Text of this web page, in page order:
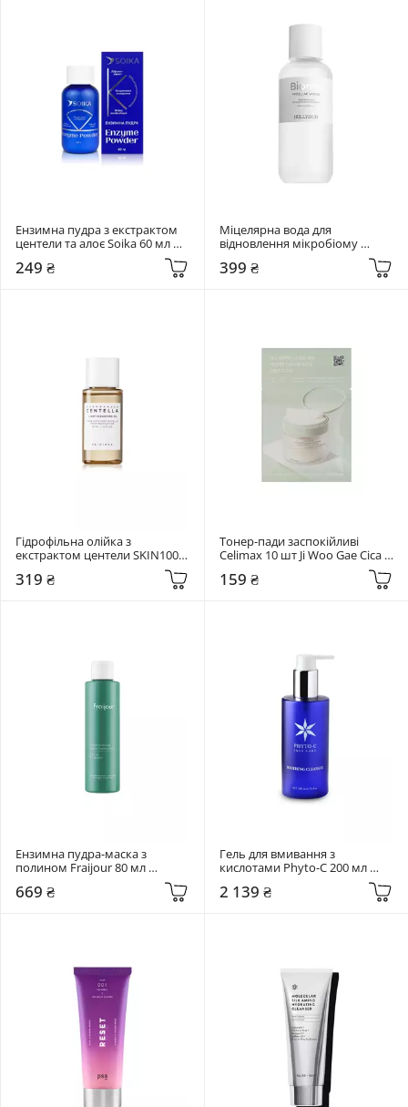
Ензимна пудра з екстрактом
центели та алоє Soika 60 мл
249 ₴
Міцелярна вода для
відновлення мікробіому
Micellar Water
399 ₴
Гідрофільна олійка з
екстрактом центели SKIN1004
Light Cleansing Oil
319 ₴
Тонер-пади заспокійливі
Celimax 10 шт Ji Woo Gae Cica
159 ₴
Ензимна пудра-маска з
полином Fraijour 80 мл
Original Wormwood Enzyme
Cleansing Pack
669 ₴
Гель для вмивання з
кислотами Phyto-C 200 мл
2 139 ₴